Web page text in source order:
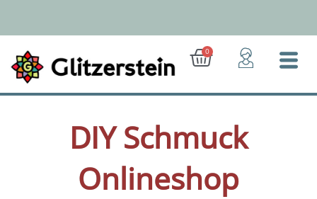
springen
0
Warenkorb
DIY Schmuck
Onlineshop